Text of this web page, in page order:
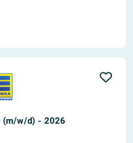
(m/w/d) - 2026